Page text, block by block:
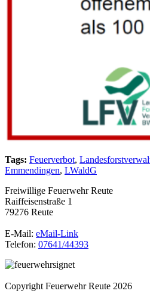
Tags: Feuerverbot,
Emmendingen, LWaldG
Freiwillige Feuerwehr Reute
Raiffeisenstraße 1
79276 Reute
E-Mail: eMail-Link
Telefon: 07641/44393
Copyright Feuerwehr Reute 2026